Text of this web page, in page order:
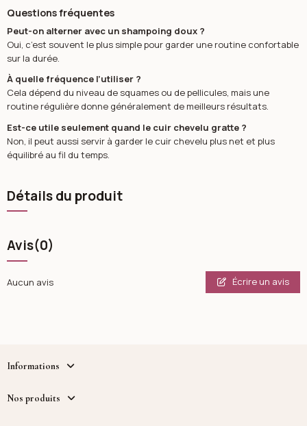
Questions fréquentes
Peut-on alterner avec un shampoing doux ?
Oui, c’est souvent le plus simple pour garder une routine confortable
sur la durée.
À quelle fréquence l’utiliser ?
Cela dépend du niveau de squames ou de pellicules, mais une
routine régulière donne généralement de meilleurs résultats.
Est-ce utile seulement quand le cuir chevelu gratte ?
Non, il peut aussi servir à garder le cuir chevelu plus net et plus
équilibré au fil du temps.
Détails du produit
Avis(0)
Aucun avis Écrire un avis
Informations
Nos produits